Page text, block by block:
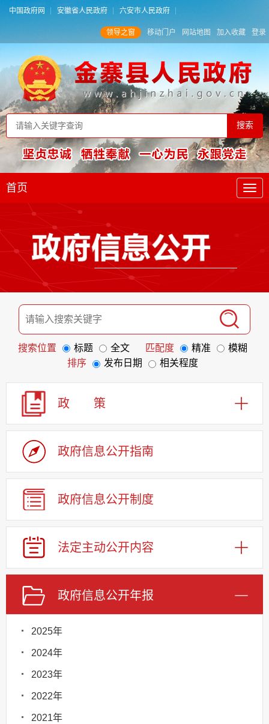
中国政府网 安徽省人民政府 六安市人民政府
领导之窗 移动门户 网站地图 加入收藏 登录
首页
搜索位置 标题 全文 匹配度 精准
模糊
排序
发布日期 相关程度
政 策
政府信息公开指南
政府信息公开制度
法定主动公开内容
政府信息公开年报
2025年
2024年
2023年
2022年
2021年